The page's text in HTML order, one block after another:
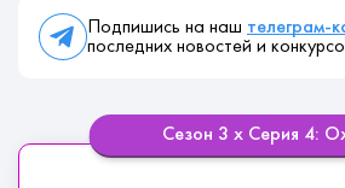
Подпишись на наш телеграм-
последних новостей и
Сезон 3 х Серия 4: